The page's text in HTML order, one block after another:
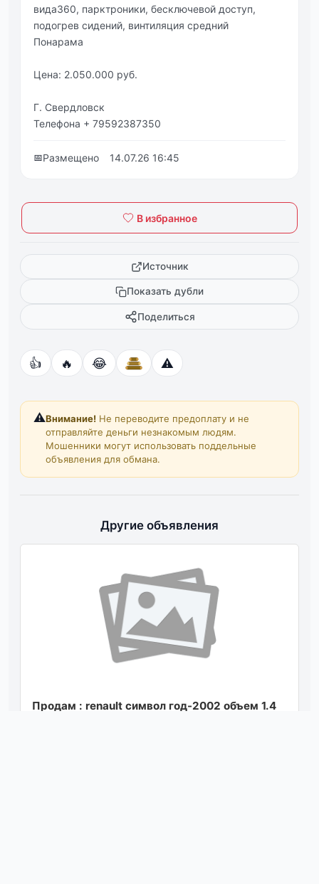
вида360, парктроники, бесключевой доступ,
подогрев сидений, винтиляция средний
Понарама
Цена: 2.050.000 руб.
Г. Свердловск
Телефона + 79592387350
📅Размещено 14.07.26 16:45
В избранное
Источник
Показать дубли
Поделиться
👍 🔥 😂 ⚠️
⚠️Внимание! Не переводите предоплату и не
отправляйте деньги незнакомым людям.
Мошенники могут использовать поддельные
объявления для обмана.
Другие объявления
Продам : renault символ год-2002 объем 1.4